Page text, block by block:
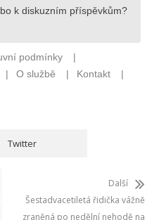
Twitter
Další
Šestadvacetiletá řidička vážně
zraněná po nedělní nehodě na